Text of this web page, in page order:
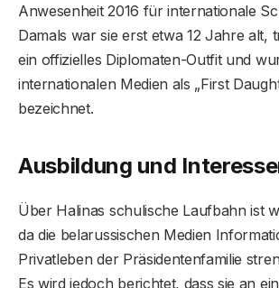
Anwesenheit 2016 für internationale
Damals war sie erst etwa 12 Jahre alt,
ein offizielles Diplomaten-Outfit und
internationalen Medien als „First
bezeichnet.
Ausbildung und
Über Halinas schulische Laufbahn ist
da die belarussischen Medien
Privatleben der Präsidentenfamilie
Es wird jedoch berichtet, dass sie an